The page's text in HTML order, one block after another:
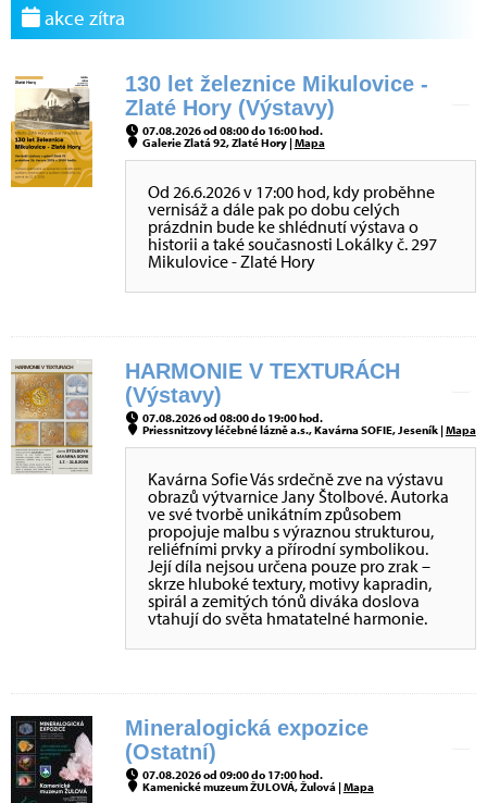
akce zítra
130 let železnice Mikulovice -
Zlaté Hory (Výstavy)
07.08.2026 od 08:00 do 16:00 hod.
Galerie Zlatá 92, Zlaté Hory |Mapa
Od 26.6.2026 v 17:00 hod, kdy proběhne
vernisáž a dále pak po dobu celých
prázdnin bude ke shlédnutí výstava o
historii a také současnosti Lokálky č. 297
Mikulovice - Zlaté Hory
HARMONIE V TEXTURÁCH
(Výstavy)
07.08.2026 od 08:00 do 19:00 hod.
Priessnitzovy léčebné lázně a.s., Kavárna SOFIE, Jeseník |Mapa
Kavárna Sofie Vás srdečně zve na výstavu
obrazů výtvarnice Jany Štolbové. Autorka
ve své tvorbě unikátním způsobem
propojuje malbu s výraznou strukturou,
reliéfními prvky a přírodní symbolikou.
Její díla nejsou určena pouze pro zrak –
skrze hluboké textury, motivy kapradin,
spirál a zemitých tónů diváka doslova
vtahují do světa hmatatelné harmonie.
Mineralogická expozice
(Ostatní)
07.08.2026 od 09:00 do 17:00 hod.
Kamenické muzeum ŽULOVÁ, Žulová |Mapa